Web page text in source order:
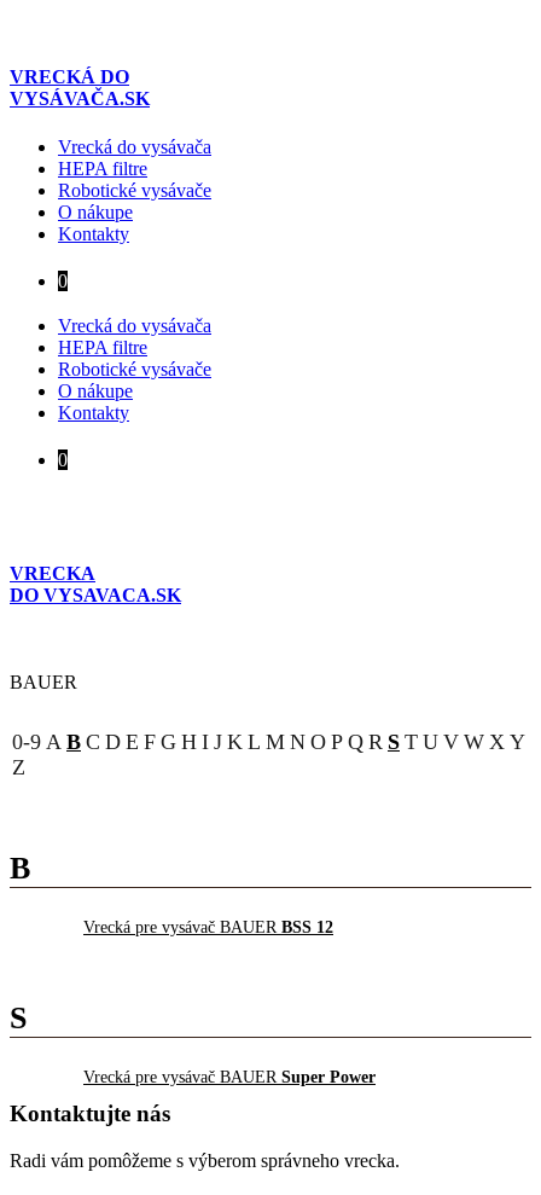
obsah
VRECKÁ DO
VYSÁVAČA.SK
Vrecká do vysávača
HEPA filtre
Robotické vysávače
O nákupe
Kontakty
0
Vrecká do vysávača
HEPA filtre
Robotické vysávače
O nákupe
Kontakty
0
VRECKA
DO VYSAVACA.SK
BAUER
0-9 A B C D E F G H I J K L M N O P Q R S T U V W X Y
Z
B
Vrecká pre vysávač BAUER BSS 12
S
Vrecká pre vysávač BAUER Super Power
Kontaktujte nás
Radi vám pomôžeme s výberom správneho vrecka.